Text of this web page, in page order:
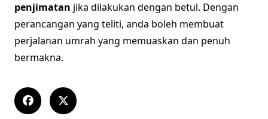
penjimatan jika dilakukan dengan betul. Dengan
perancangan yang teliti, anda boleh membuat
perjalanan umrah yang memuaskan dan penuh
bermakna.